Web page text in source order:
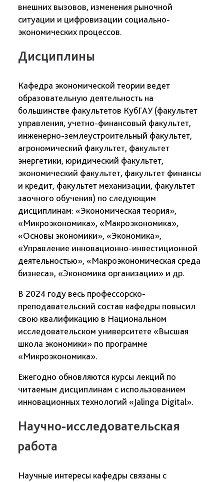
внешних вызовов, изменения рыночной
ситуации и цифровизации социально-
экономических процессов.
Дисциплины
Кафедра экономической теории ведет
образовательную деятельность на
большинстве факультетов КубГАУ (факультет
управления, учетно-финансовый факультет,
инженерно-землеустроительный факультет,
агрономический факультет, факультет
энергетики, юридический факультет,
экономический факультет, факультет финансы
и кредит, факультет механизации, факультет
заочного обучения) по следующим
дисциплинам: «Экономическая теория»,
«Микроэкономика», «Макроэкономика»,
«Основы экономики», «Экономика»,
«Управление инновационно-инвестиционной
деятельностью», «Макроэкономическая среда
бизнеса», «Экономика организации» и др.
В 2024 году весь профессорско-
преподавательский состав кафедры повысил
свою квалификацию в Национальном
исследовательском университете «Высшая
школа экономики» по программе
«Микроэкономика».
Ежегодно обновляются курсы лекций по
читаемым дисциплинам с использованием
инновационных технологий «Jalinga Digital».
Научно-исследовательская
работа
Научные интересы кафедры связаны с